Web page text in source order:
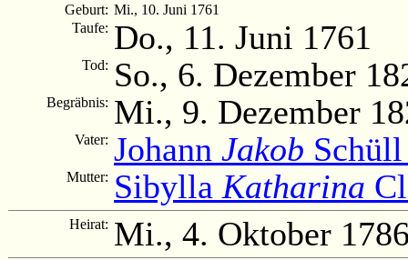
Geburt: Mi., 10. Juni 1761
Taufe: Do., 11. Juni 1761
Tod: So., 6. Dezember
Begräbnis: Mi., 9. Dezember
Vater: Johann Jakob
Mutter: Sibylla Katharina
Heirat: Mi., 4. Oktober